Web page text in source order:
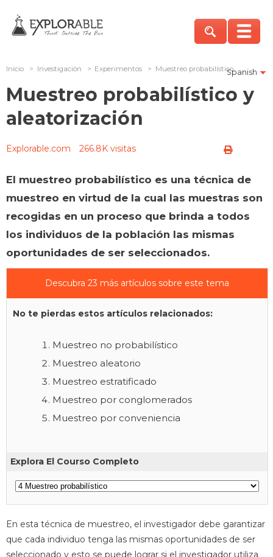
Spanish
Inicio > Investigación > Experimentos > Muestreo probabilístico
Muestreo probabilístico y
aleatorización
Explorable.com 266.8K visitas
El muestreo probabilístico es una técnica de
muestreo en virtud de la cual las muestras son
recogidas en un proceso que brinda a todos
los individuos de la población las mismas
oportunidades de ser seleccionados.
Descubra 23 más artículos sobre este tema
No te pierdas estos artículos relacionados:
Muestreo no probabilístico
Muestreo aleatorio
Muestreo estratificado
Muestreo por conglomerados
Muestreo por conveniencia
Explora El Courso Completo
En esta técnica de muestreo, el investigador debe garantizar
que cada individuo tenga las mismas oportunidades de ser
seleccionado y esto se puede lograr si el investigador utiliza